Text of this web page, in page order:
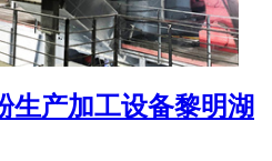
生产加工设备黎明湖